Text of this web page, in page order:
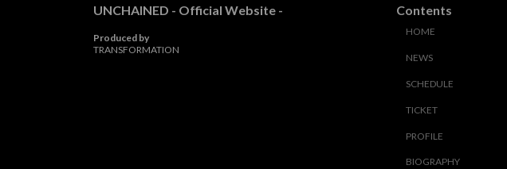
UNCHAINED - Official Website -
Produced by
TRANSFORMATION
Contents
HOME
NEWS
SCHEDULE
TICKET
PROFILE
BIOGRAPHY